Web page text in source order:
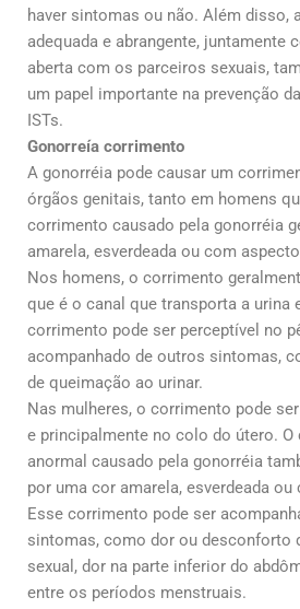
haver sintomas ou não. Além disso,
adequada e abrangente, juntamente
aberta com os parceiros sexuais,
um papel importante na prevenção
ISTs.
Gonorreía corrimento
A gonorréia pode causar um
órgãos genitais, tanto em homens
corrimento causado pela gonorréia
amarela, esverdeada ou com
Nos homens, o corrimento
que é o canal que transporta a urina
corrimento pode ser perceptível no
acompanhado de outros sintomas,
de queimação ao urinar.
Nas mulheres, o corrimento pode
e principalmente no colo do útero. O
anormal causado pela gonorréia
por uma cor amarela, esverdeada
Esse corrimento pode ser
sintomas, como dor ou desconforto
sexual, dor na parte inferior do
entre os períodos menstruais.